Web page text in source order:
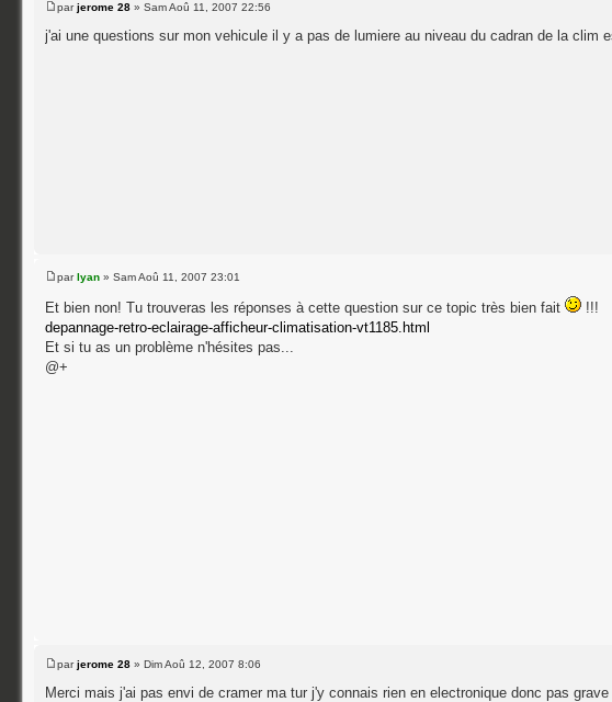
parjerome 28 » Sam Aoû 11, 2007 22:56
j'ai une questions sur mon vehicule il y a pas de lumiere au niveau du cadran de la clim
par lyan » Sam Aoû 11, 2007 23:01
Et bien non! Tu trouveras les réponses à cette question sur ce topic très bien fait
!!!
depannage-retro-eclairage-afficheur-climatisation-vt1185.html
Et si tu as un problème n'hésites pas...
@+
parjerome 28 » Dim Aoû 12, 2007 8:06
Merci mais j'ai pas envi de cramer ma tur j'y connais rien en electronique donc pas grave